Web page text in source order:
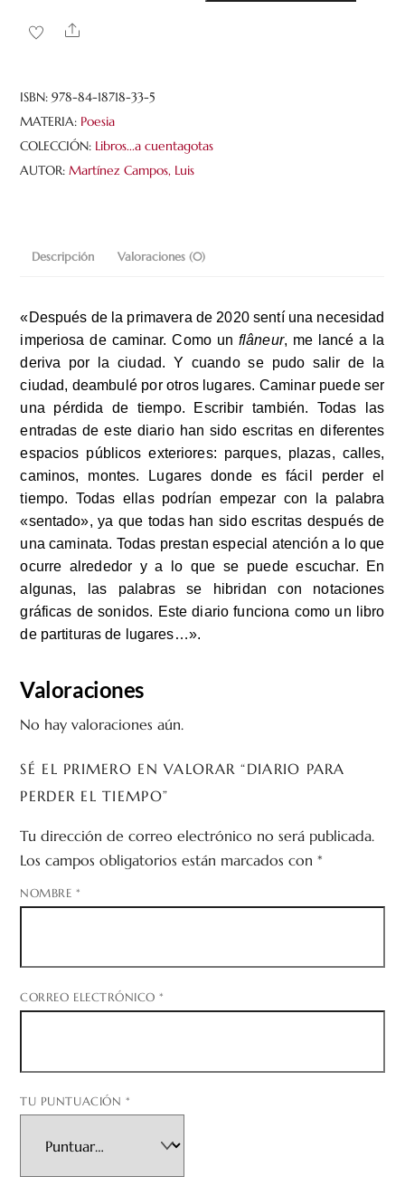
perder
cantidad
Share
ISBN:978-84-18718-33-5
MATERIA: Poesia
COLECCIÓN: Libros...a cuentagotas
AUTOR:Martínez Campos, Luis
Descripción Valoraciones (0)
«Después de la primavera de 2020 sentí una necesidad
imperiosa de caminar. Como un flâneur, me lancé a la
deriva por la ciudad. Y cuando se pudo salir de la
ciudad, deambulé por otros lugares. Caminar puede ser
una pérdida de tiempo. Escribir también. Todas las
entradas de este diario han sido escritas en diferentes
espacios públicos exteriores: parques, plazas, calles,
caminos, montes. Lugares donde es fácil perder el
tiempo. Todas ellas podrían empezar con la palabra
«sentado», ya que todas han sido escritas después de
una caminata. Todas prestan especial atención a lo que
ocurre alrededor y a lo que se puede escuchar. En
algunas, las palabras se hibridan con notaciones
gráficas de sonidos. Este diario funciona como un libro
de partituras de lugares…».
Valoraciones
No hay valoraciones aún.
SÉ EL PRIMERO EN VALORAR “DIARIO PARA
PERDER EL TIEMPO”
Tu dirección de correo electrónico no será publicada.
Los campos obligatorios están marcados con*
NOMBRE *
CORREO ELECTRÓNICO*
TU PUNTUACIÓN *